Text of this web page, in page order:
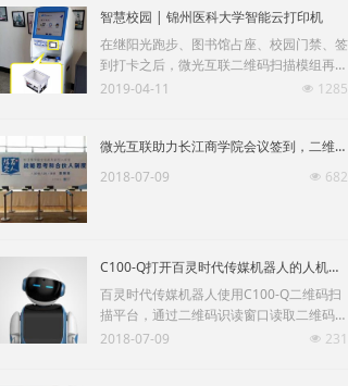
人自认阅读量少。
智慧校园 | 锦州医科大学智能云打印机
在继阳光跑步、图书馆占座、校园门禁、签
到打卡之后，微光互联二维码扫描模组再次
入驻智慧校园设备——智能云打印机。
넶 1285
2019-04-11
微光互联助力长江商学院会议签到，二维码扫描平台在活动现场大放异彩
넶 682
2018-07-09
C100-Q打开百灵时代传媒机器人的人机交互通道
百灵时代传媒机器人使用C100-Q二维码扫
描平台，通过二维码识读窗口读取二维码了
解顾客需求，可以识读电子票据、个人识别
넶 231
2018-07-09